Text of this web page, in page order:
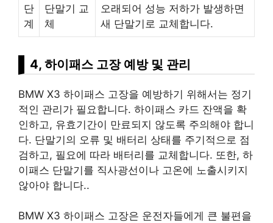
단
계
단말기 교
체
오래되어 성능 저하가 발생하면
새 단말기로 교체합니다.
4, 하이패스 고장 예방 및 관리
BMW X3 하이패스 고장을 예방하기 위해서는 정기
적인 관리가 필요합니다. 하이패스 카드 잔액을 확
인하고, 유효기간이 만료되지 않도록 주의해야 합니
다. 단말기의 오류 및 배터리 상태를 주기적으로 점
검하고, 필요에 따라 배터리를 교체합니다. 또한, 하
이패스 단말기를 직사광선이나 고온에 노출시키지
않아야 합니다..
BMW X3 하이패스 고장은 운전자들에게 큰 불편을